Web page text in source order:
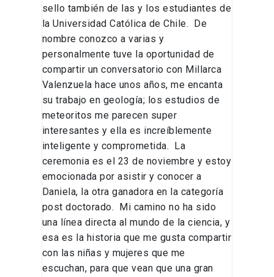
sello también de las y los estudiantes de
la Universidad Católica de Chile. De
nombre conozco a varias y
personalmente tuve la oportunidad de
compartir un conversatorio con Millarca
Valenzuela hace unos años, me encanta
su trabajo en geología; los estudios de
meteoritos me parecen super
interesantes y ella es increíblemente
inteligente y comprometida. La
ceremonia es el 23 de noviembre y estoy
emocionada por asistir y conocer a
Daniela, la otra ganadora en la categoría
post doctorado. Mi camino no ha sido
una línea directa al mundo de la ciencia, y
esa es la historia que me gusta compartir
con las niñas y mujeres que me
escuchan, para que vean que una gran